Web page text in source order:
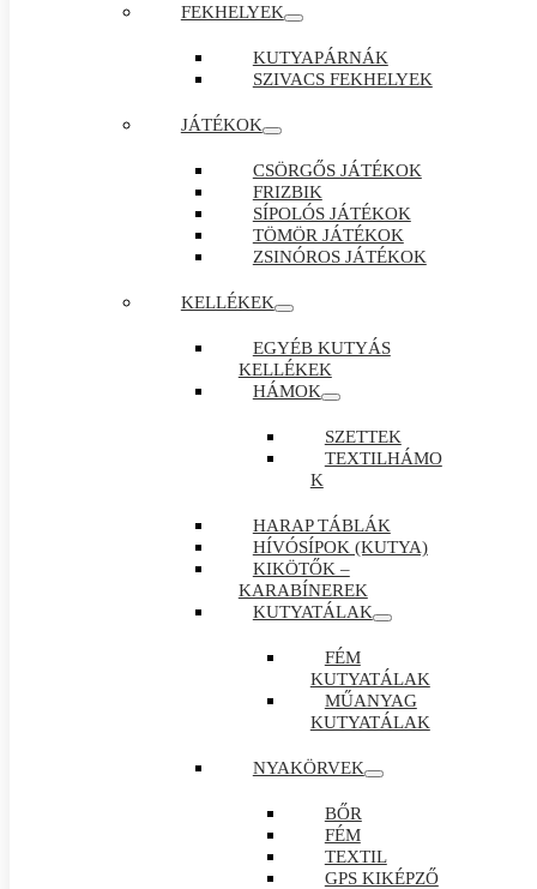
FEKHELYEK
KUTYAPÁRNÁK
SZIVACS FEKHELYEK
JÁTÉKOK
CSÖRGŐS JÁTÉKOK
FRIZBIK
SÍPOLÓS JÁTÉKOK
TÖMÖR JÁTÉKOK
ZSINÓROS JÁTÉKOK
KELLÉKEK
EGYÉB KUTYÁS
KELLÉKEK
HÁMOK
SZETTEK
TEXTILHÁMO
K
HARAP TÁBLÁK
HÍVÓSÍPOK (KUTYA)
KIKÖTŐK –
KARABÍNEREK
KUTYATÁLAK
FÉM
KUTYATÁLAK
MŰANYAG
KUTYATÁLAK
NYAKÖRVEK
BŐR
FÉM
TEXTIL
GPS KIKÉPZŐ